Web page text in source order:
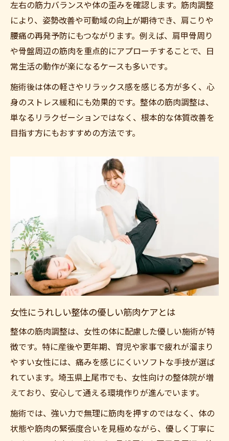
左右の筋力バランスや体の歪みを確認します。筋肉調整
により、姿勢改善や可動域の向上が期待でき、肩こりや
腰痛の再発予防にもつながります。例えば、肩甲骨周り
や骨盤周辺の筋肉を重点的にアプローチすることで、日
常生活の動作が楽になるケースも多いです。
施術後は体の軽さやリラックス感を感じる方が多く、心
身のストレス緩和にも効果的です。整体の筋肉調整は、
単なるリラクゼーションではなく、根本的な体質改善を
目指す方にもおすすめの方法です。
女性にうれしい整体の優しい筋肉ケアとは
整体の筋肉調整は、女性の体に配慮した優しい施術が特
徴です。特に産後や更年期、育児や家事で疲れが溜まり
やすい女性には、痛みを感じにくいソフトな手技が選ば
れています。埼玉県上尾市でも、女性向けの整体院が増
えており、安心して通える環境作りが進んでいます。
施術では、強い力で無理に筋肉を押すのではなく、体の
状態や筋肉の緊張度合いを見極めながら、優しく丁寧に